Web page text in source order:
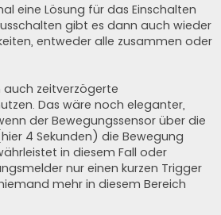
eine Lösung für das Einschalten
gibt es dann auch wieder
entweder alle zusammen oder
zeitverzögerte
Das wäre noch eleganter,
der Bewegungssensor über die
4 Sekunden) die Bewegung
in diesem Fall oder
nur einen kurzen Trigger
mehr in diesem Bereich